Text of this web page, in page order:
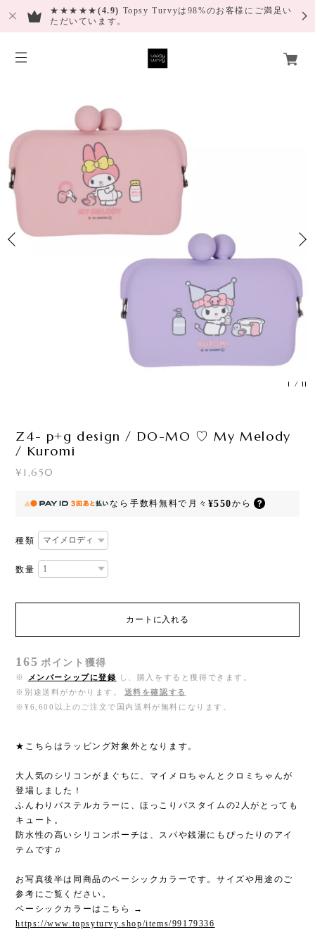
★★★★★ (4.9) Topsy Turvyは98%のお客様にご満足い
ただいています。
1 / 11
Z4- p+g design / DO-MO ♡ My Melody
/ Kuromi
¥1,650
なら 手数料無料で 月々 ¥550から
種類
数量
カートに入れる
165 ポイント 獲得
※ メンバーシップに登録
し、購入をすると獲得できます。
※別途送料がかかります。
送料を確認する
※¥6,600以上のご注文で国内送料が無料になります。
★こちらはラッピング対象外となります。
大人気のシリコンがまぐちに、マイメロちゃんとクロミちゃんが
登場しました！
ふんわりパステルカラーに、ほっこりバスタイムの2人がとっても
キュート。
防水性の高いシリコンポーチは、スパや銭湯にもぴったりのアイ
テムです♫
お写真後半は同商品のベーシックカラーです。サイズや用途のご
参考にご覧ください。
ベーシックカラーはこちら →
https://www.topsyturvy.shop/items/99179336